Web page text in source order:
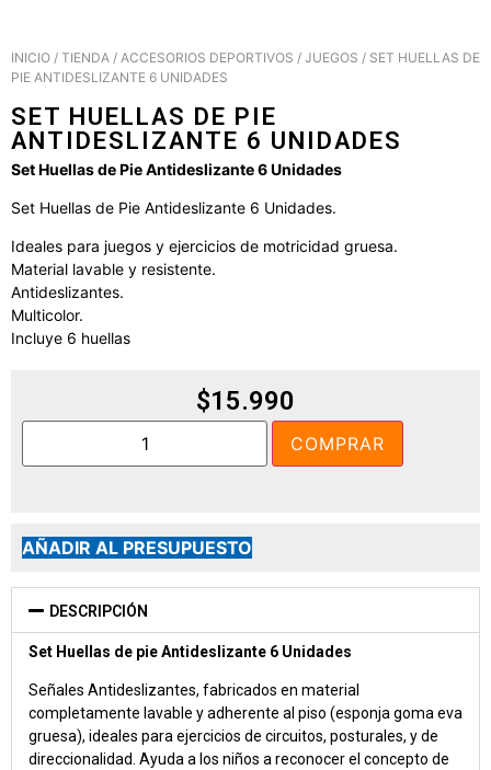
INICIO / TIENDA / ACCESORIOS DEPORTIVOS / JUEGOS / SET HUELLAS DE
PIE ANTIDESLIZANTE 6 UNIDADES
SET HUELLAS DE PIE
ANTIDESLIZANTE 6 UNIDADES
Set Huellas de Pie Antideslizante 6 Unidades
Set Huellas de Pie Antideslizante 6 Unidades.
Ideales para juegos y ejercicios de motricidad gruesa.
Material lavable y resistente.
Antideslizantes.
Multicolor.
Incluye 6 huellas
$15.990
COMPRAR
AÑADIR AL PRESUPUESTO
DESCRIPCIÓN
Set Huellas de pie Antideslizante 6 Unidades
Señales Antideslizantes, fabricados en material
completamente lavable y adherente al piso (esponja goma eva
gruesa), ideales para ejercicios de circuitos, posturales, y de
direccionalidad. Ayuda a los niños a reconocer el concepto de